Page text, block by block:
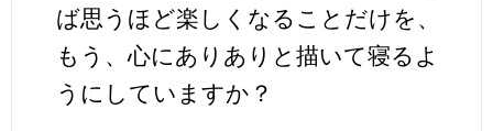
ば思うほど楽しくなることだけを、
もう、心にありありと描いて寝るよ
うにしていますか？